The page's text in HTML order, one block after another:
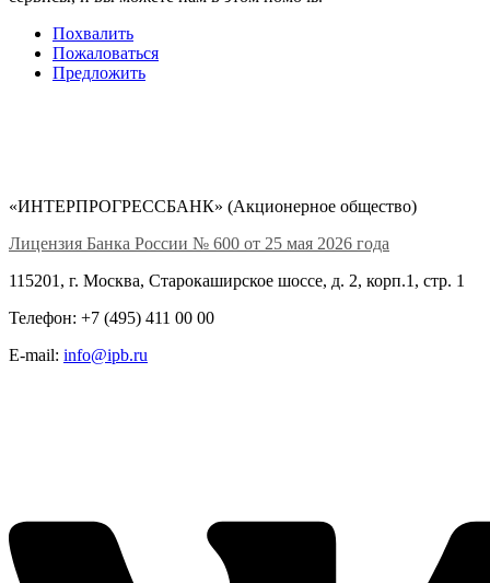
Похвалить
Пожаловаться
Предложить
«ИНТЕРПРОГРЕССБАНК» (Акционерное общество)
Лицензия Банка России № 600 от 25 мая 2026 года
115201, г. Москва, Старокаширское шоссе, д. 2, корп.1, стр. 1
Телефон: +7 (495) 411 00 00
E-mail: info@ipb.ru